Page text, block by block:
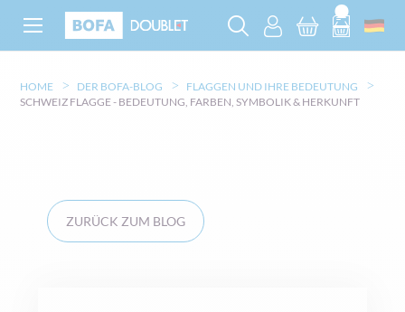
HOME DER BOFA-BLOG
FLAGGEN UND IHRE BEDEUTUNG
SCHWEIZ FLAGGE - BEDEUTUNG, FARBEN, SYMBOLIK & HERKUNFT
ZURÜCK ZUM BLOG